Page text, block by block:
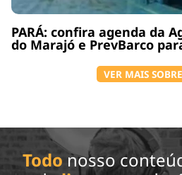
PARÁ: confira agenda da
do Marajó e PrevBarco
VER MAIS
Todo nosso